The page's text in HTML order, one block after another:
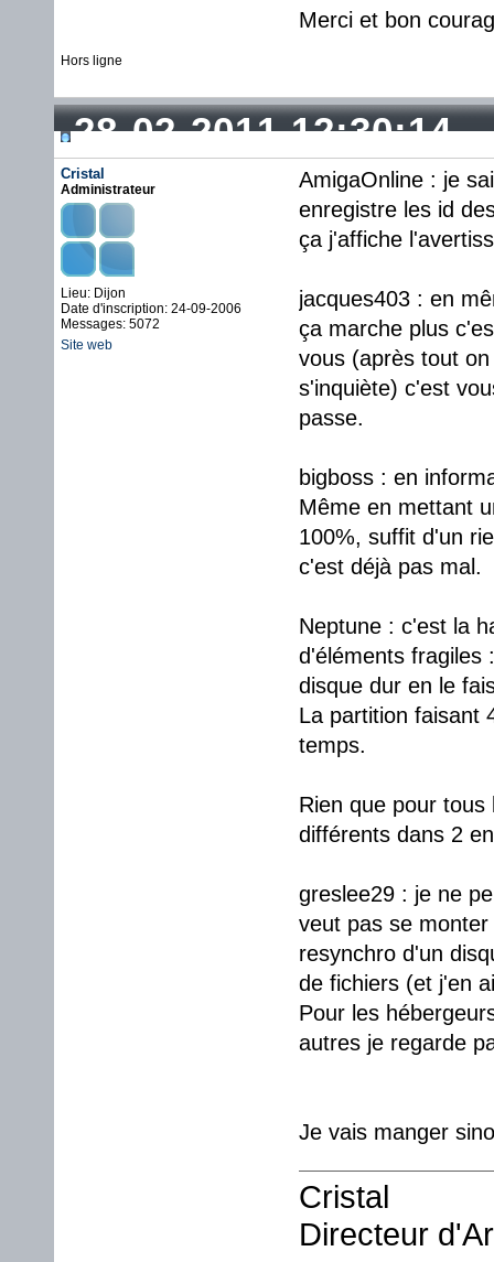
Merci et bon
Hors ligne
28-02-2011 12:30:14
Cristal
Administrateur
Lieu: Dijon
Date d'inscription: 24-09-2006
Messages: 5072
Site web
AmigaOnline : je
enregistre les id
ça j'affiche
jacques403 : en
ça marche plus
vous (après tout
s'inquiète) c'est
passe.
bigboss : en
Même en mettant
100%, suffit d'un
c'est déjà pas mal.
Neptune : c'est la
d'éléments fragiles
disque dur en le
La partition faisant
temps.
Rien que pour
différents dans 2
greslee29 : je ne
veut pas se
resynchro d'un
de fichiers (et j'en
Pour les
autres je regarde
Je vais manger
Cristal
Directeur